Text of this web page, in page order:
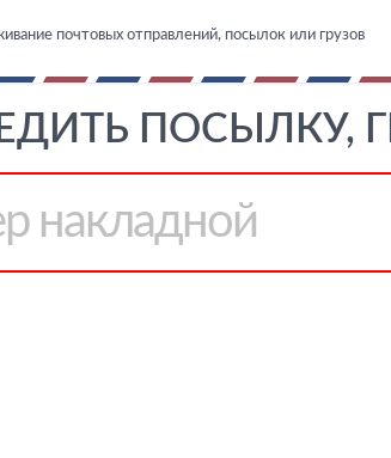
почтовых отправлений, посылок или грузов
ПОСЫЛКУ,